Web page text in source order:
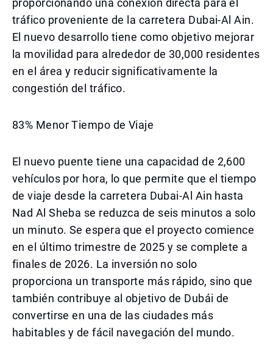
proporcionando una conexión directa para el
tráfico proveniente de la carretera Dubai-Al Ain.
El nuevo desarrollo tiene como objetivo mejorar
la movilidad para alrededor de 30,000 residentes
en el área y reducir significativamente la
congestión del tráfico.
83% Menor Tiempo de Viaje
El nuevo puente tiene una capacidad de 2,600
vehículos por hora, lo que permite que el tiempo
de viaje desde la carretera Dubai-Al Ain hasta
Nad Al Sheba se reduzca de seis minutos a solo
un minuto. Se espera que el proyecto comience
en el último trimestre de 2025 y se complete a
finales de 2026. La inversión no solo
proporciona un transporte más rápido, sino que
también contribuye al objetivo de Dubái de
convertirse en una de las ciudades más
habitables y de fácil navegación del mundo.